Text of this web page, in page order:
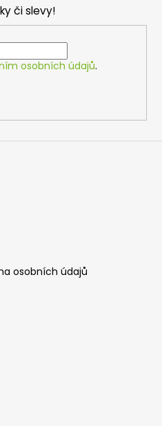
p
r
v
k
p
i
či slevy!
osobních údajů.
osobních údajů